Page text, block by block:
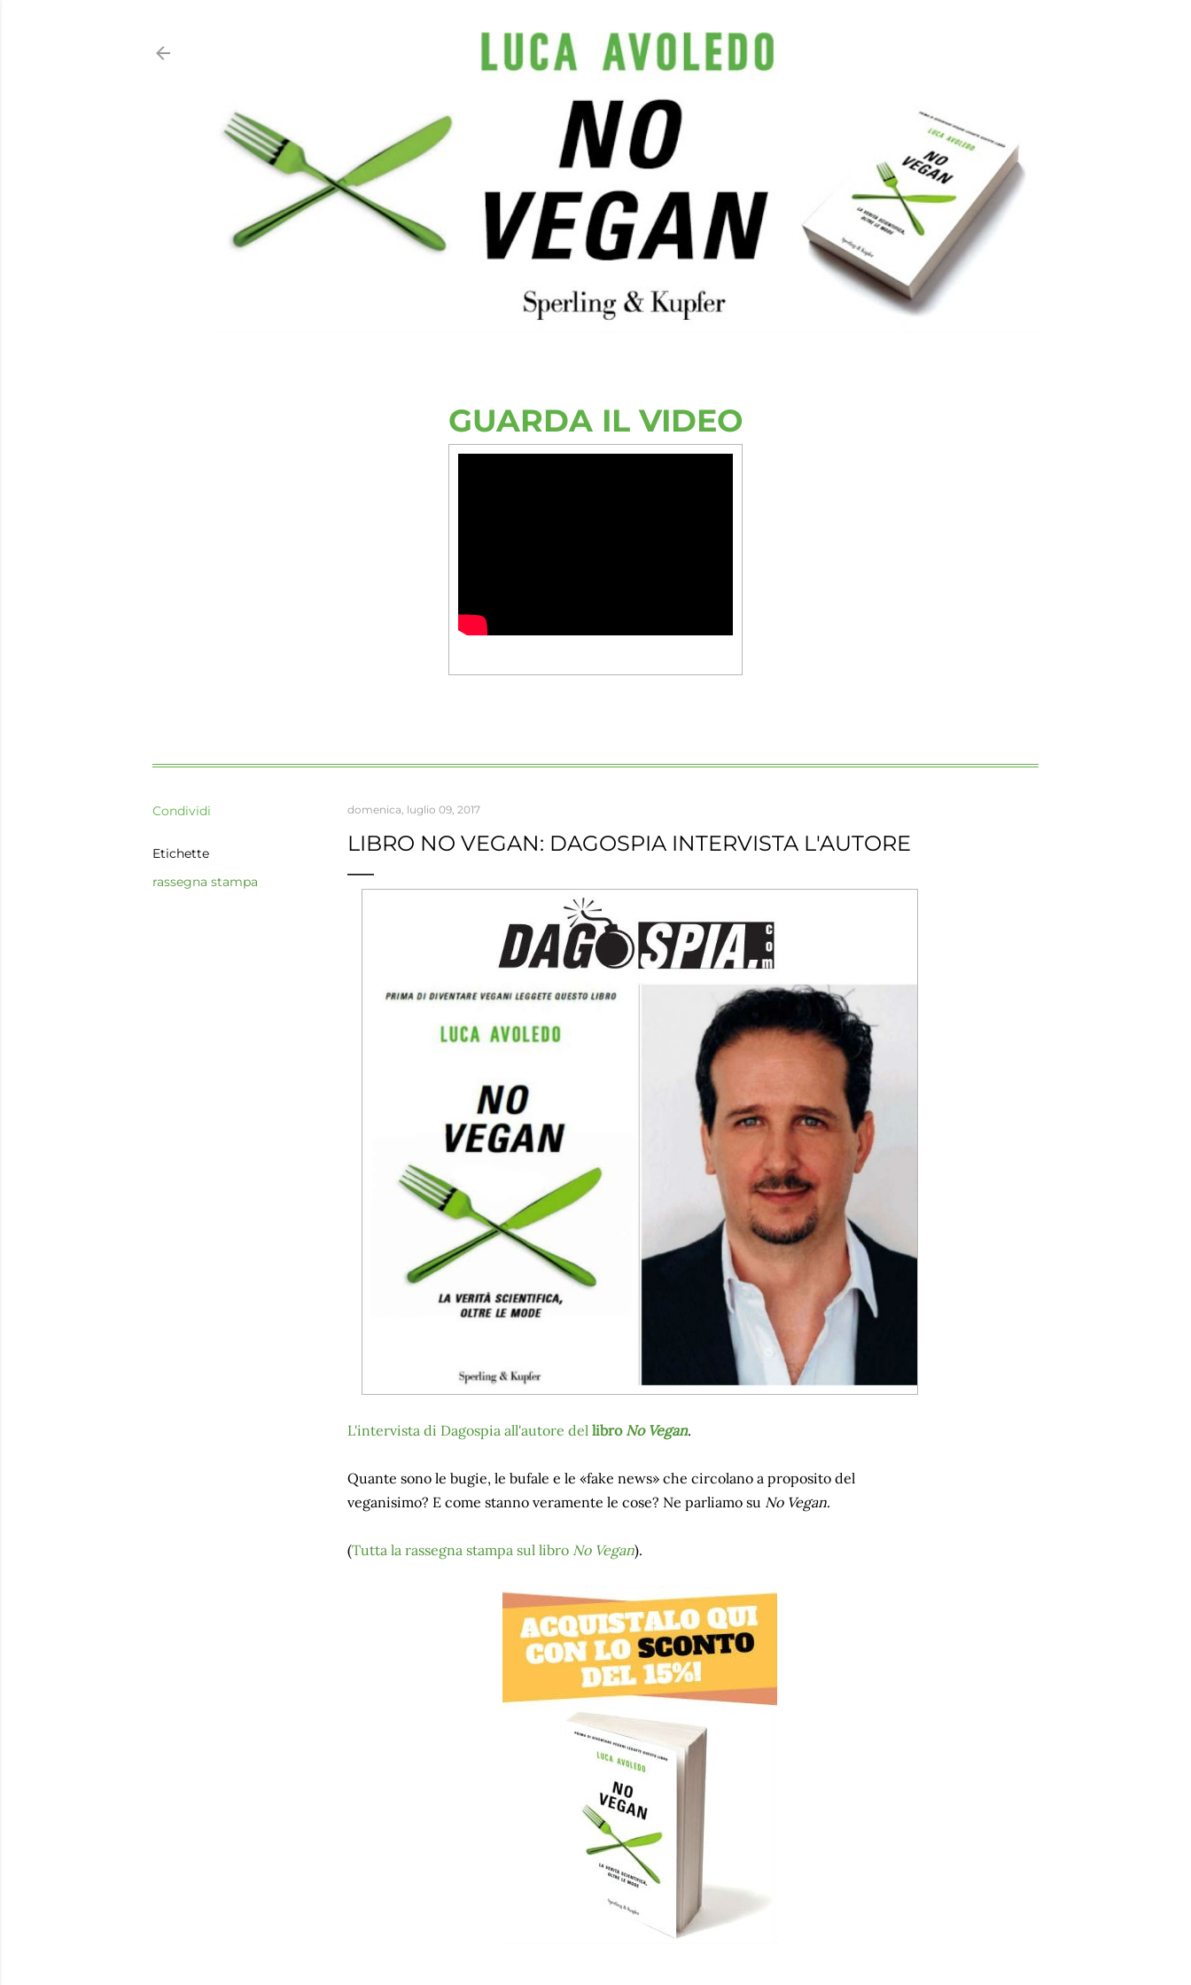
GUARDA IL VIDEO
Condividi
Etichette
rassegna stampa
domenica, luglio 09, 2017
LIBRO NO VEGAN: DAGOSPIA INTERVISTA L'AUTORE
L'intervista di Dagospia all'autore del libro No Vegan.
Quante sono le bugie, le bufale e le «fake news» che circolano a proposito del
veganisimo? E come stanno veramente le cose? Ne parliamo su No Vegan.
(Tutta la rassegna stampa sul libro No Vegan).